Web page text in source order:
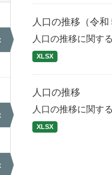
人口の推移（令和
人口の推移に関す
XLSX
人口の推移
人口の推移に関す
XLSX